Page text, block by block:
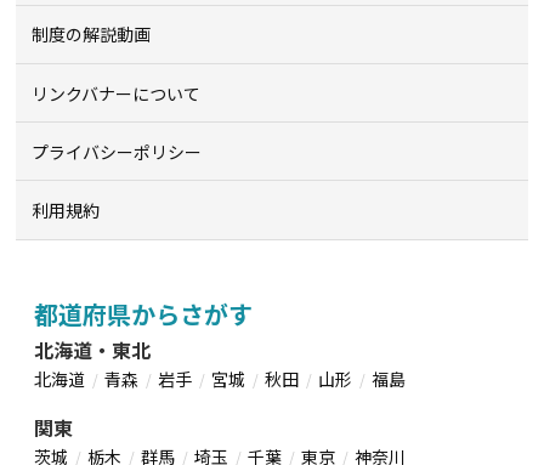
制度の解説動画
リンクバナーについて
プライバシーポリシー
利用規約
都道府県からさがす
北海道・東北
北海道 青森 岩手 宮城 秋田 山形 福島
関東
茨城 栃木 群馬 埼玉 千葉 東京 神奈川